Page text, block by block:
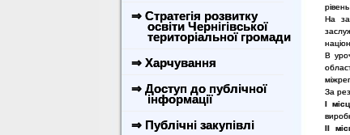
⇒ Стратегія розвитку
освіти Чернігівської
територіальної громади
⇒ Харчування
⇒ Доступ до публічної
інформації
⇒ Публічні закупівлі
На
В
За
I
II